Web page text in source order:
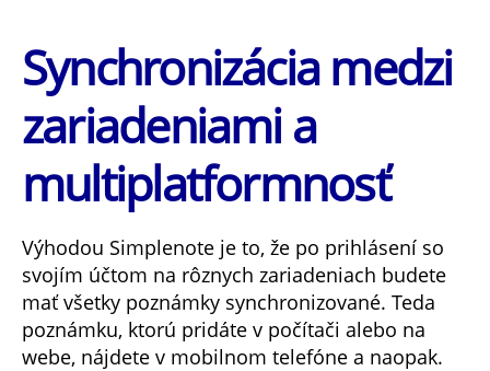
Synchronizácia medzi
zariadeniami a
multiplatformnosť
Výhodou Simplenote je to, že po prihlásení so
svojím účtom na rôznych zariadeniach budete
mať všetky poznámky synchronizované. Teda
poznámku, ktorú pridáte v počítači alebo na
webe, nájdete v mobilnom telefóne a naopak.